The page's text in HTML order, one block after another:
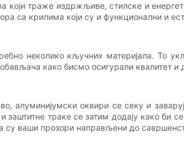
траже издржљиве, стилске и
са крилима који су и функционални и
неколико кључних материјала. То
како бисмо осигурали квалитет и
алуминијумски оквири се секу и
траке се затим додају како би
су ваши прозори направљени до